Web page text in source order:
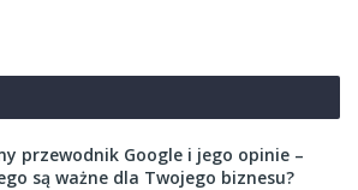
przewodnik Google i jego opinie –
są ważne dla Twojego biznesu?